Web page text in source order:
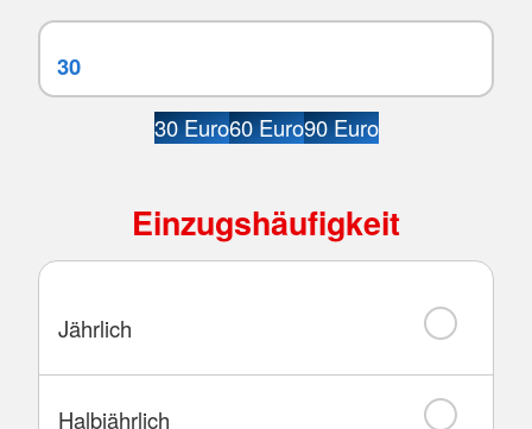
30 Euro60 Euro90 Euro
Einzugshäufigkeit
Jährlich
Halbjährlich